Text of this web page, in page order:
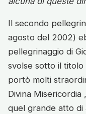
Il secondo
agosto del 2002)
pellegrinaggio di
svolse sotto il titolo
portò molti
Divina Misericordia
quel grande atto di